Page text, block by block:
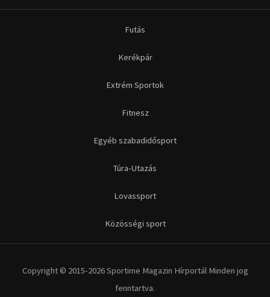
Futás
Kerékpár
Extrém Sportok
Fitnesz
Egyéb szabadidősport
Túra-Utazás
Lovassport
Közösségi sport
Copyright © 2015-2026 Sportime Magazin Hírportál Minden jog
fenntartva.